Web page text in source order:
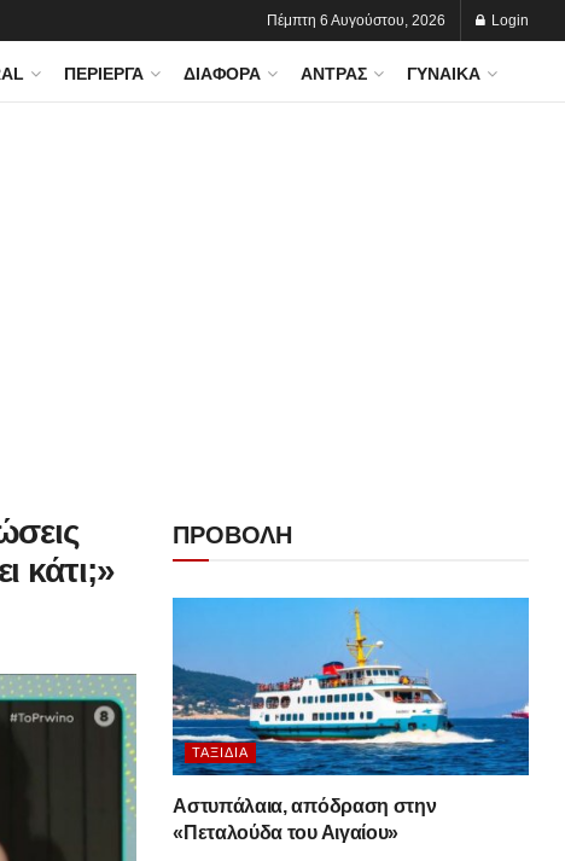
Πέμπτη 6 Αυγούστου, 2026 Login
ΠΕΡΊΕΡΓΑ ΔΙΆΦΟΡΑ ΆΝΤΡΑΣ ΓΥΝΑΊΚΑ
κάτι;»
ΠΡΟΒΟΛΗ
ΤΑΞΊΔΙΑ
Αστυπάλαια, απόδραση στην
«Πεταλούδα του Αιγαίου»